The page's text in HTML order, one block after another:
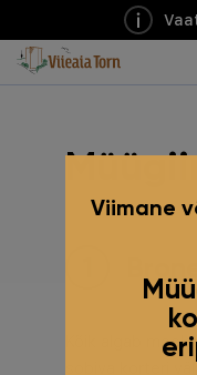
Kõik algab
sobiva korteri
Viimane